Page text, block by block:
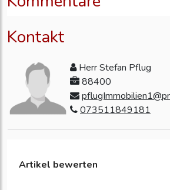
Kontakt
Herr Stefan Pflug
88400
073511849181
Artikel bewerten